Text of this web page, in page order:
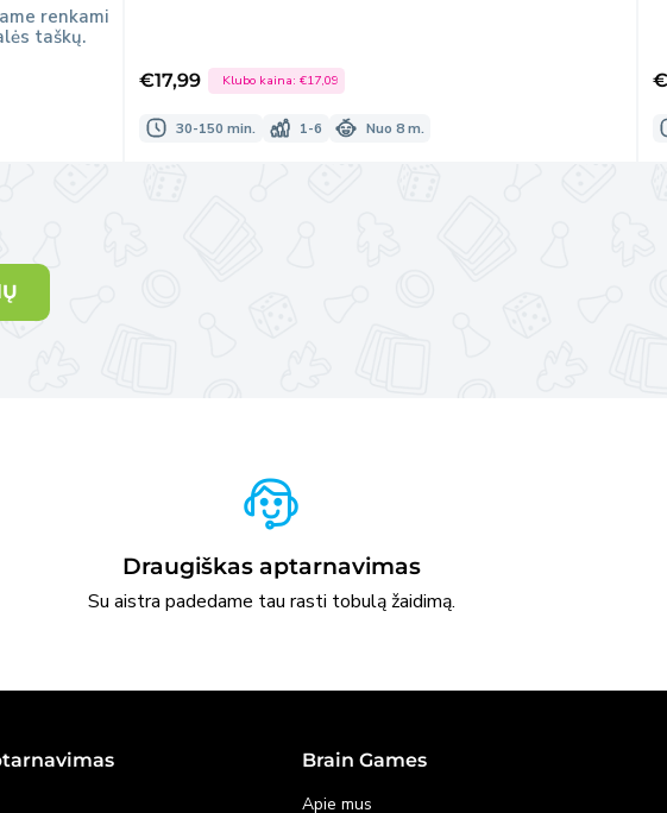
renkami
taškų.
Išpardavimo
kaina
€17,99 Klubo kaina:€17,09
30-150 min. 1-6 Nuo 8 m.
Draugiškas aptarnavimas
Su aistra padedame tau rasti tobulą žaidimą.
Brain Games
Apie mus